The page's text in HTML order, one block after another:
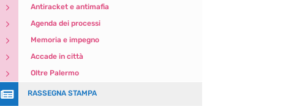
5 Antiracket e antimafia
5 Agenda dei processi
5 Memoria e impegno
5 Accade in città
5 Oltre Palermo
 RASSEGNA STAMPA